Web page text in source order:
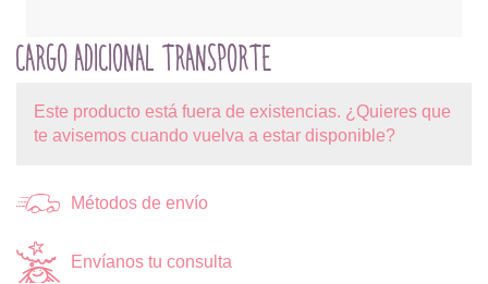
CARGO ADICIONAL TRANSPORTE
Este producto está fuera de existencias. ¿Quieres que
te avisemos cuando vuelva a estar disponible?
Métodos de envío
Envíanos tu consulta